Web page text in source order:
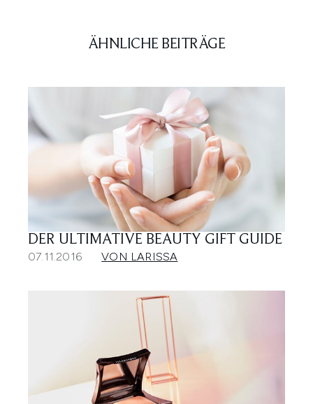
ÄHNLICHE BEITRÄGE
DER ULTIMATIVE BEAUTY GIFT GUIDE
07.11.2016 VON LARISSA